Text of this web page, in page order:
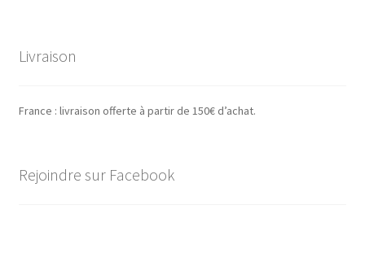
Livraison
France : livraison offerte à partir de 150€ d’achat.
Rejoindre sur Facebook